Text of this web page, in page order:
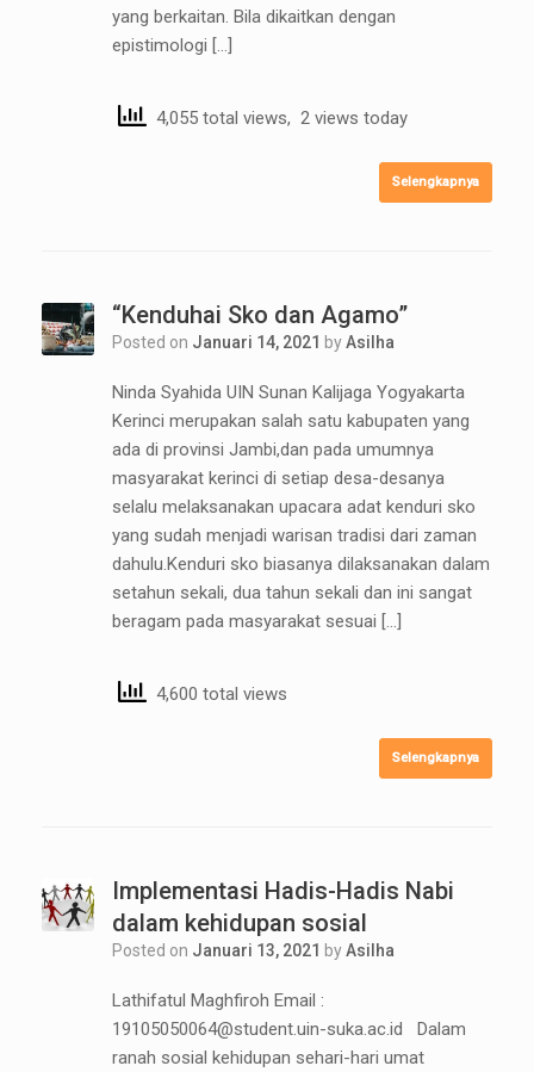
yang berkaitan. Bila dikaitkan dengan
epistimologi […]
4,055 total views, 2 views today
Selengkapnya
“Kenduhai Sko dan Agamo”
Posted on Januari 14, 2021 byAsilha
Ninda Syahida UIN Sunan Kalijaga Yogyakarta
Kerinci merupakan salah satu kabupaten yang
ada di provinsi Jambi,dan pada umumnya
masyarakat kerinci di setiap desa-desanya
selalu melaksanakan upacara adat kenduri sko
yang sudah menjadi warisan tradisi dari zaman
dahulu.Kenduri sko biasanya dilaksanakan dalam
setahun sekali, dua tahun sekali dan ini sangat
beragam pada masyarakat sesuai […]
4,600 total views
Selengkapnya
Implementasi Hadis-Hadis Nabi
dalam kehidupan sosial
Posted on Januari 13, 2021 byAsilha
Lathifatul Maghfiroh Email :
19105050064@student.uin-suka.ac.id Dalam
ranah sosial kehidupan sehari-hari umat